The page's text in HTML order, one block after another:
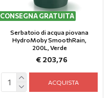
CONSEGNA GRATUITA
Serbatoio di acqua piovana
HydroMoby SmoothRain,
200L, Verde
€ 203,76
ACQUISTA